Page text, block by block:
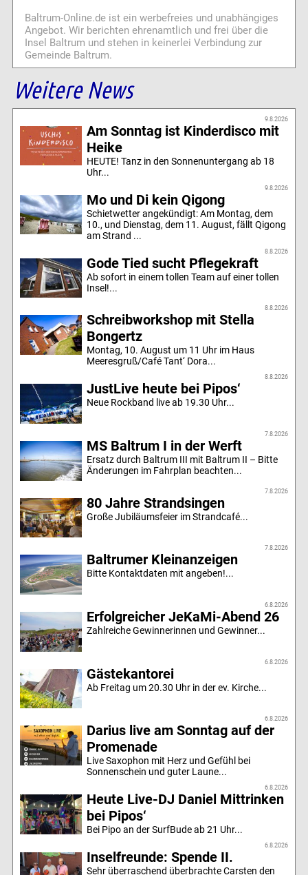
Baltrum-Online.de ist ein werbefreies und unabhängiges
Angebot. Wir berichten ehrenamtlich und frei über die
Insel Baltrum und stehen in keinerlei Verbindung zur
Gemeinde Baltrum.
Weitere News
9.8.2026
Am Sonntag ist Kinderdisco mit
Heike
HEUTE! Tanz in den Sonnenuntergang ab 18
Uhr...
9.8.2026
Mo und Di kein Qigong
Schietwetter angekündigt: Am Montag, dem
10., und Dienstag, dem 11. August, fällt Qigong
am Strand ...
8.8.2026
Gode Tied sucht Pflegekraft
Ab sofort in einem tollen Team auf einer tollen
Insel!...
8.8.2026
Schreibworkshop mit Stella
Bongertz
Montag, 10. August um 11 Uhr im Haus
Meeresgruß/Café Tant‘ Dora...
8.8.2026
JustLive heute bei Pipos‘
Neue Rockband live ab 19.30 Uhr...
7.8.2026
MS Baltrum I in der Werft
Ersatz durch Baltrum III mit Baltrum II – Bitte
Änderungen im Fahrplan beachten...
7.8.2026
80 Jahre Strandsingen
Große Jubiläumsfeier im Strandcafé...
7.8.2026
Baltrumer Kleinanzeigen
Bitte Kontaktdaten mit angeben!...
6.8.2026
Erfolgreicher JeKaMi-Abend 26
Zahlreiche Gewinnerinnen und Gewinner...
6.8.2026
Gästekantorei
Ab Freitag um 20.30 Uhr in der ev. Kirche...
6.8.2026
Darius live am Sonntag auf der
Promenade
Live Saxophon mit Herz und Gefühl bei
Sonnenschein und guter Laune...
6.8.2026
Heute Live-DJ Daniel Mittrinken
bei Pipos‘
Bei Pipo an der SurfBude ab 21 Uhr...
6.8.2026
Inselfreunde: Spende II.
Sehr überraschend überbrachte Carsten den